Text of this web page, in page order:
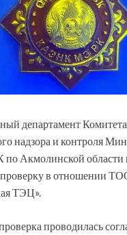
департамент
надзора и контроля
по Акмолинской области
в отношении
ТЭЦ».
проводилась